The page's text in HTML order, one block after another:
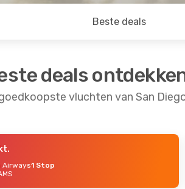
Beste deals
deals
vluchten van San
Airways1 Stop